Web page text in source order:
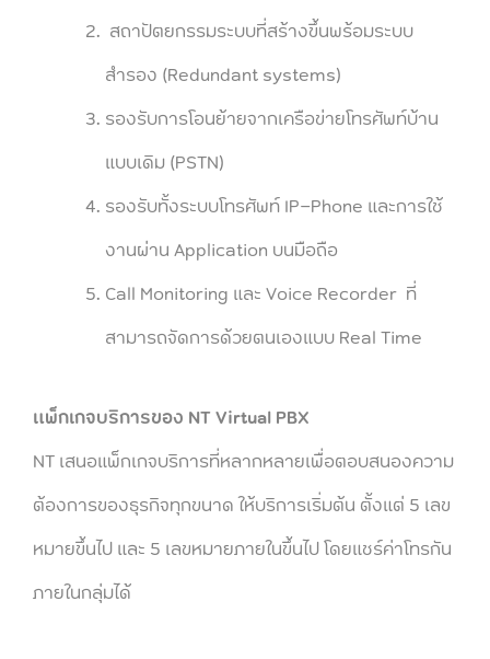
สถาปัตยกรรมระบบที่สร้างขึ้นพร้อมระบบ
สำรอง (Redundant systems)
รองรับการโอนย้ายจากเครือข่ายโทรศัพท์บ้าน
แบบเดิม (PSTN)
รองรับทั้งระบบโทรศัพท์ IP-Phone และการใช้
งานผ่าน Application บนมือถือ
Call Monitoring และ Voice Recorder ที่
สามารถจัดการด้วยตนเองแบบ Real Time
แพ็กเกจบริการของ NT Virtual PBX
NT เสนอแพ็กเกจบริการที่หลากหลายเพื่อตอบสนองความ
ต้องการของธุรกิจทุกขนาด ให้บริการเริ่มต้น ตั้งแต่ 5 เลข
หมายขึ้นไป และ 5 เลขหมายภายในขึ้นไป โดยแชร์ค่าโทรกัน
ภายในกลุ่มได้